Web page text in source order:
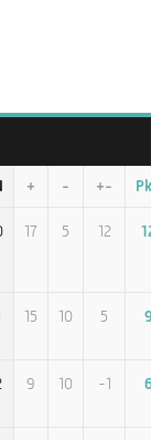
+ - +- Pkt.
17 5 12 12
15 10 5 9
9 10 -1 6